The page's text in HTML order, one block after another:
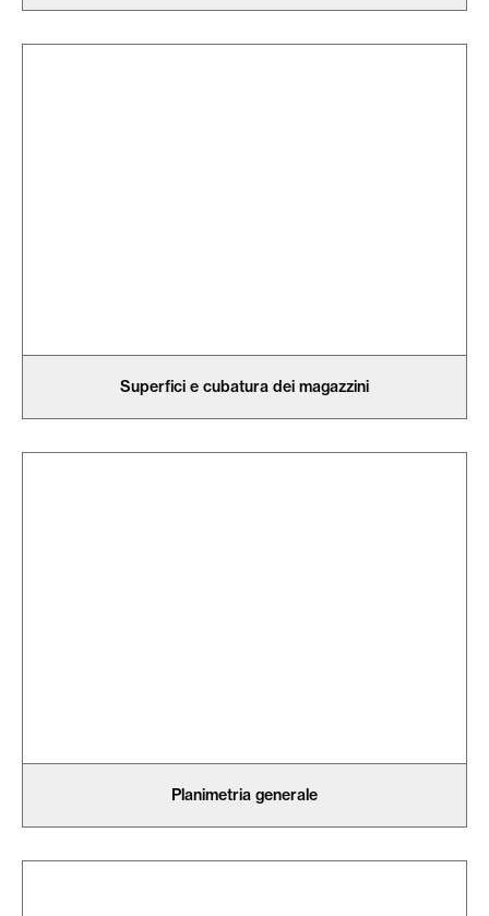
Superfici e cubatura dei magazzini
Planimetria generale